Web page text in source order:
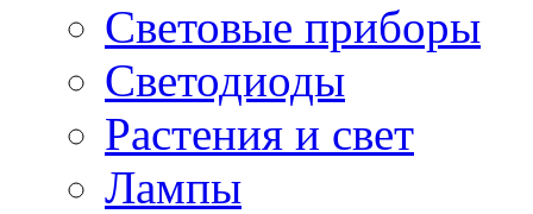
Световые приборы
Светодиоды
Растения и свет
Лампы